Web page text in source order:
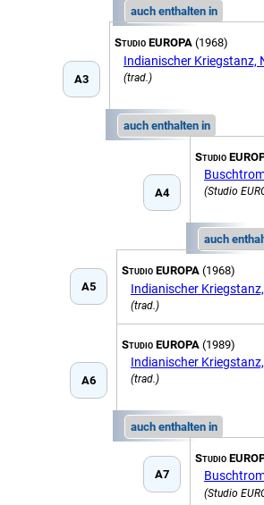
auch enthalten in
A3
Studio EUROPA (1968)
Indianischer Kriegstanz,
(trad.)
auch enthalten in
A4
Studio
(Studio
auch
A5
Studio EUROPA (1968)
Indianischer
(trad.)
A6
Studio EUROPA (1989)
Indianischer Kriegstanz,
(trad.)
auch enthalten in
A7
Studio
(Studio